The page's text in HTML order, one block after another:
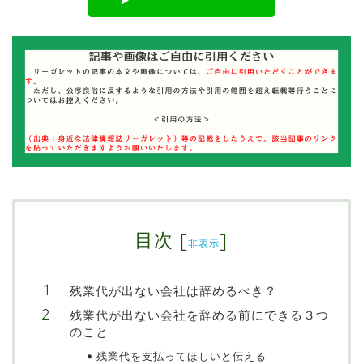
目次 [非表示]
残業代が出ない会社は辞めるべき？
残業代が出ない会社を辞める前にできる３つ
のこと
残業代を支払ってほしいと伝える